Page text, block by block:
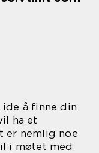
å finne din
ha et
er nemlig noe
i møtet med